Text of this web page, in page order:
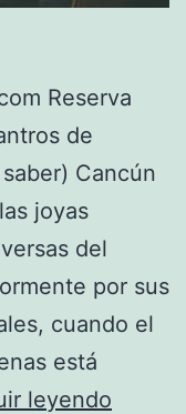
Reserva
de
Cancún
joyas
del
por sus
cuando el
está
leyendo